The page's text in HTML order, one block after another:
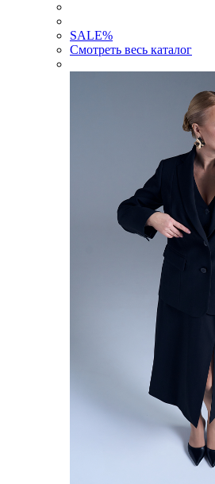
SALE%
Смотреть весь каталог